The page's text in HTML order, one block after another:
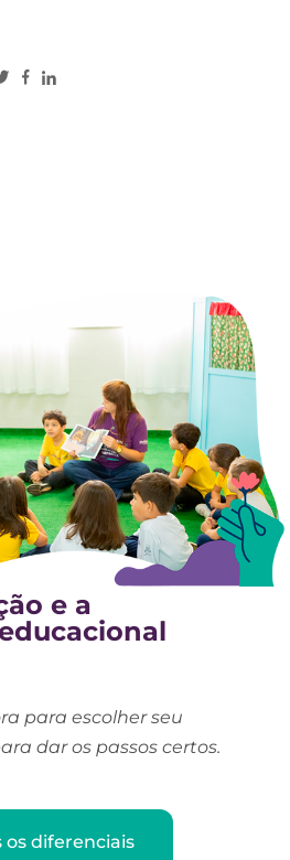
e a
para escolher seu
dar os passos certos.
os diferenciais